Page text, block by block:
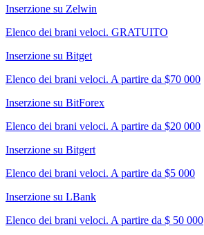
Inserzione su Zelwin
Elenco dei brani veloci. GRATUITO
Inserzione su Bitget
Elenco dei brani veloci. A partire da $70 000
Inserzione su BitForex
Elenco dei brani veloci. A partire da $20 000
Inserzione su Bitgert
Elenco dei brani veloci. A partire da $5 000
Inserzione su LBank
Elenco dei brani veloci. A partire da $ 50 000